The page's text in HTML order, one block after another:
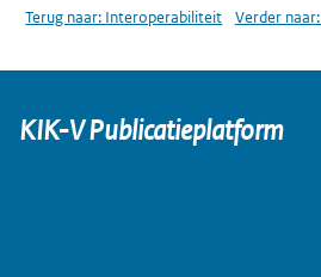
Terug naar: Interoperabiliteit Verder naar:
KIK-V Publicatieplatform